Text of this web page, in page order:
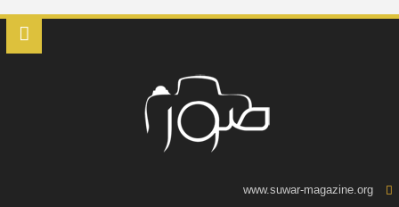
www.suwar-magazine.org